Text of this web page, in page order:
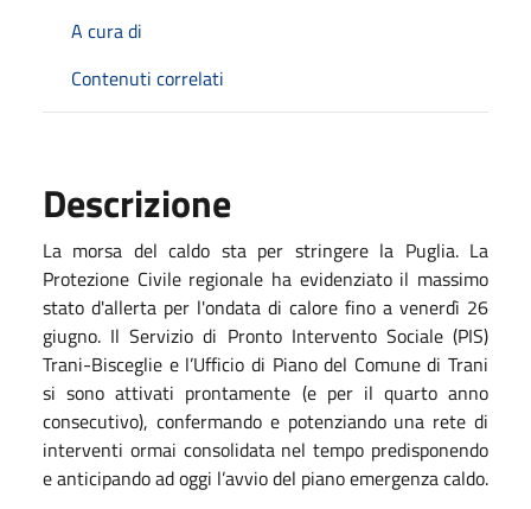
A cura di
Contenuti correlati
Descrizione
La morsa del caldo sta per stringere la Puglia. La
Protezione Civile regionale ha evidenziato il massimo
stato d'allerta per l'ondata di calore fino a venerdì 26
giugno. Il Servizio di Pronto Intervento Sociale (PIS)
Trani-Bisceglie e l’Ufficio di Piano del Comune di Trani
si sono attivati prontamente (e per il quarto anno
consecutivo), confermando e potenziando una rete di
interventi ormai consolidata nel tempo predisponendo
e anticipando ad oggi l’avvio del piano emergenza caldo.